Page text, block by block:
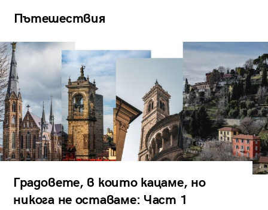
Пътешествия
Градовете, в които кацаме, но
никога не оставаме: Част 1